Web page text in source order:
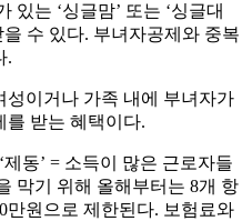
있는 ‘싱글맘’ 또는 ‘싱글대
수 있다. 부녀자공제와 중복
.
이거나 가족 내에 부녀자가
를 받는 혜택이다.
동’ = 소득이 많은 근로자들
막기 위해 올해부터는 8개 항
만원으로 제한된다. 보험료와